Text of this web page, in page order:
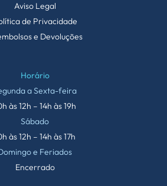
Aviso Legal
de Privacidade
e Devoluções
Horário
a Sexta-feira
às 12h – 14h às 19h
Sábado
às 12h – 14h às 17h
e Feriados
Encerrado